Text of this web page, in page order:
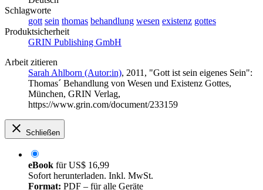
Schlagworte
gott sein thomas behandlung wesen existenz gottes
Produktsicherheit
GRIN Publishing GmbH
Arbeit zitieren
Sarah Ahlborn (Autor:in), 2011, "Gott ist sein eigenes Sein":
Thomas´ Behandlung von Wesen und Existenz Gottes,
München, GRIN Verlag,
https://www.grin.com/document/233159
Schließen
eBook fürUS$ 16,99
Sofort herunterladen. Inkl. MwSt.
Format: PDF – für alle Geräte